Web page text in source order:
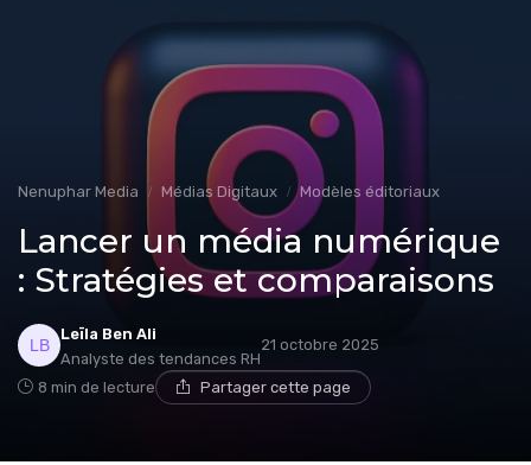
Nenuphar Media Médias Digitaux Modèles éditoriaux
Lancer un média numérique
: Stratégies et comparaisons
Leïla Ben Ali
Analyste des tendances RH
21 octobre 2025
8 min de lecture Partager cette page